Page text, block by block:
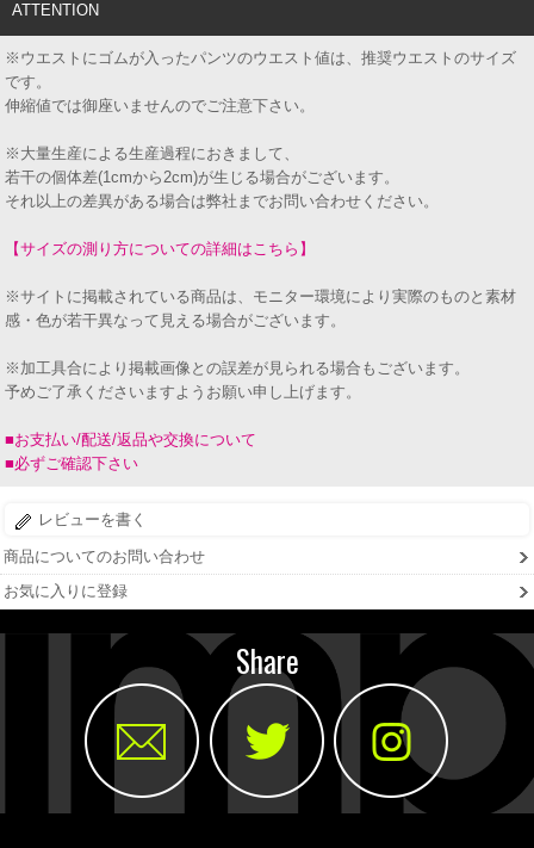
ATTENTION
※ウエストにゴムが入ったパンツのウエスト値は、推奨ウエストのサイズ
です。
伸縮値では御座いませんのでご注意下さい。
※大量生産による生産過程におきまして、
若干の個体差(1cmから2cm)が生じる場合がございます。
それ以上の差異がある場合は弊社までお問い合わせください。
【サイズの測り方についての詳細はこちら】
※サイトに掲載されている商品は、モニター環境により実際のものと素材
感・色が若干異なって見える場合がございます。
※加工具合により掲載画像との誤差が見られる場合もございます。
予めご了承くださいますようお願い申し上げます。
■お支払い/配送/返品や交換について
■必ずご確認下さい
レビューを書く
商品についてのお問い合わせ
お気に入りに登録
Share